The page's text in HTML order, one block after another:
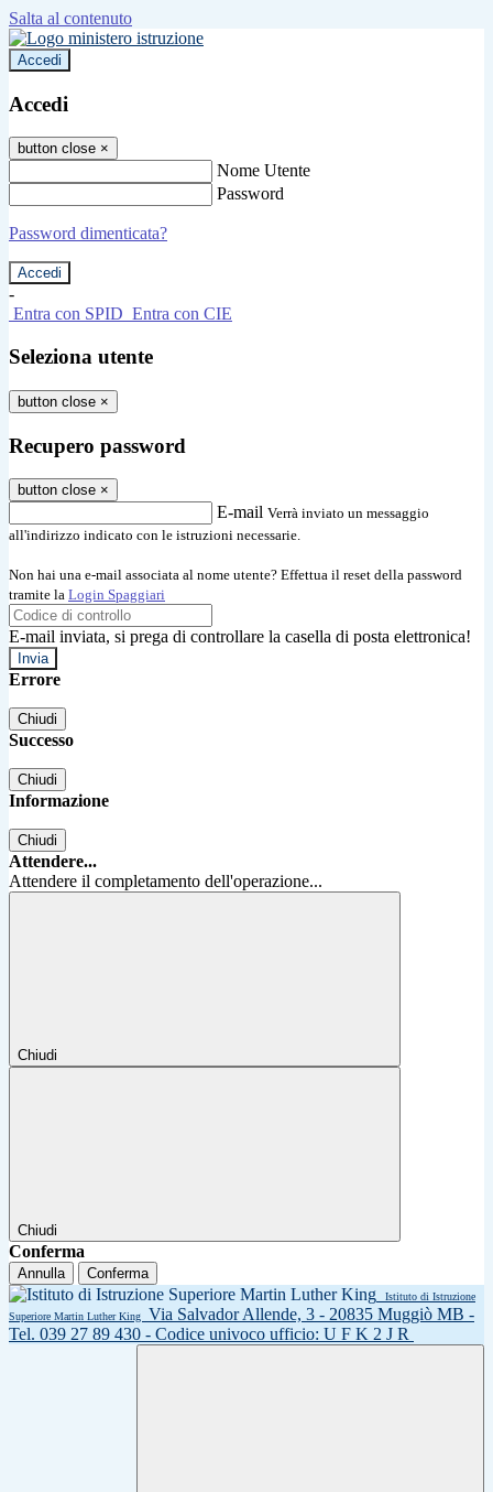
Salta al contenuto
Accedi
Accedi
button close ×
Nome Utente
Password
Password dimenticata?
-
Entra con SPID Entra con CIE
Seleziona utente
button close ×
Recupero password
button close ×
E-mail Verrà inviato un messaggio
all'indirizzo indicato con le istruzioni necessarie.
Non hai una e-mail associata al nome utente? Effettua il reset della password
tramite la Login Spaggiari
E-mail inviata, si prega di controllare la casella di posta elettronica!
Errore
Chiudi
Successo
Chiudi
Informazione
Chiudi
Attendere...
Attendere il completamento dell'operazione...
Chiudi
Chiudi
Conferma
Annulla Conferma
Istituto di Istruzione
Superiore Martin Luther King
Via Salvador Allende, 3 - 20835 Muggiò MB -
Tel. 039 27 89 430 - Codice univoco ufficio: U F K 2 J R